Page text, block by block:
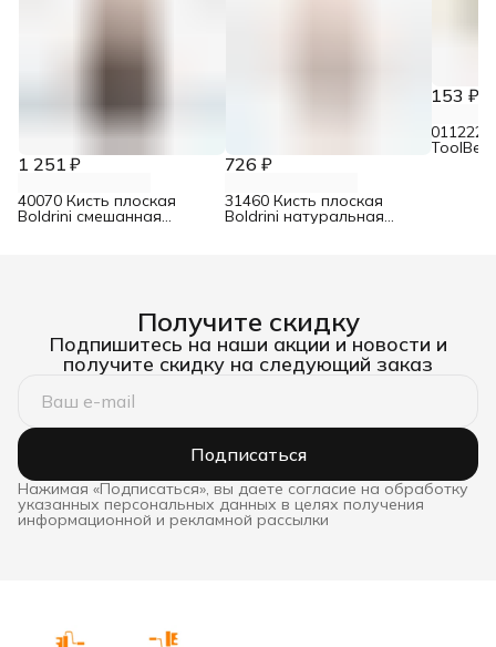
1 251 ₽
40070 Кисть плоская
Boldrini смешанная
726 ₽
31460 Кисть плоская
Boldrini натуральная
153 ₽
Получите скидку
Подпишитесь на наши акции и новости и
получите скидку на следующий заказ
Подписаться
Нажимая «Подписаться», вы даете согласие на обработку
указанных персональных данных в целях получения
информационной и рекламной рассылки